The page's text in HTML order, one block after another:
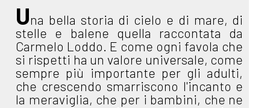
Una bella storia di cielo e di mare, di
stelle e balene quella raccontata da
Carmelo Loddo. E come ogni favola che
si rispetti ha un valore universale, come
sempre più importante per gli adulti,
che crescendo smarriscono l'incanto e
la meraviglia, che per i bambini, che ne